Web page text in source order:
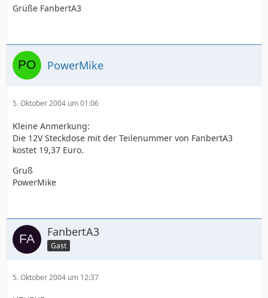
Grüße FanbertA3
PowerMike
5. Oktober 2004 um 01:06
Kleine Anmerkung:
Die 12V Steckdose mit der Teilenummer von FanbertA3
kostet 19,37 Euro.
Gruß
PowerMike
FanbertA3
Gast
5. Oktober 2004 um 12:37